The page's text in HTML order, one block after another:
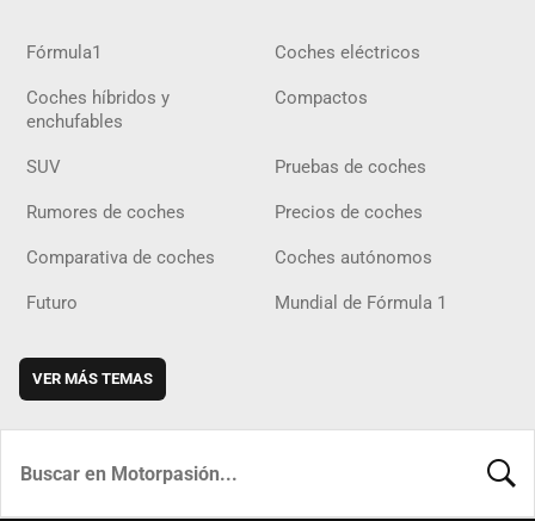
Fórmula1 Coches eléctricos
Coches híbridos y
enchufables
Compactos
SUV Pruebas de coches
Rumores de coches Precios de coches
Comparativa de coches Coches autónomos
Futuro Mundial de Fórmula 1
VER MÁS TEMAS